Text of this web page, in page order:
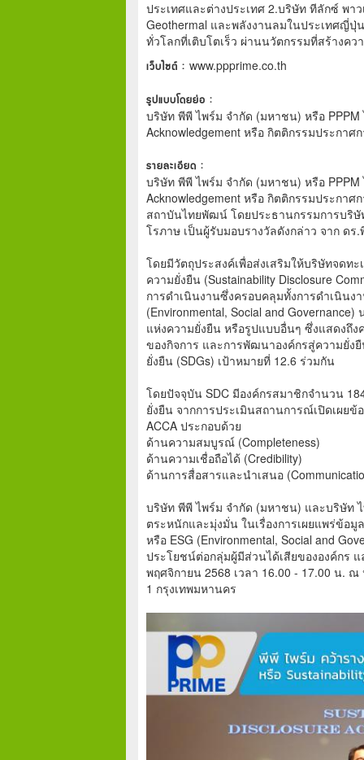
ประเทศและต่างประเทศ 2.บริษัท ทีลักซ์ พา
Geothermal และพลังงานลมในประเทศญี่
ทั่วโลกที่เติบโตเร็ว ผ่านนวัตกรรมที่สร้างค
เว็บไซต์ : www.ppprime.co.th
รูปแบบโดยย่อ :
บริษัท พีพี ไพร์ม จำกัด (มหาชน) หรือ PPPM
Acknowledgement หรือ กิตติกรรมประกาศ
รายละเอียด :
บริษัท พีพี ไพร์ม จำกัด (มหาชน) หรือ PPPM
Acknowledgement หรือ กิตติกรรมประกาศ
สถาบันไทยพัฒน์ โดยประธานกรรมการบริ
โรภาษ เป็นผู้รับมอบรางวัลดังกล่าว จาก
โดยมีวัตถุประสงค์เพื่อส่งเสริมให้บริษัทจดท
ความยั่งยืน (Sustainability Disclosure
การดำเนินงานซึ่งครอบคลุมทั้งการดำเนิน
(Environmental, Social and
แห่งความยั่งยืน หรือรูปแบบอื่นๆ ซึ่งแสดงถึ
ของกิจการ และการพัฒนาองค์กรสู่ความยั่ง
ยั่งยืน (SDGs) เป้าหมายที่ 12.6 ร่วมกัน
โดยปัจจุบัน SDC มีองค์กรสมาชิกจำนวน
ยั่งยืน จากการประเมินสถานการณ์เปิดเผย
ACCA ประกอบด้วย
ด้านความสมบูรณ์ (Completeness)
ด้านความเชื่อถือได้ (Credibility)
ด้านการสื่อสารและนำเสนอ
บริษัท พีพี ไพร์ม จำกัด (มหาชน) และบริษัท ไ
ตระหนักและมุ่งมั่น ในเรื่องการเผยแพร่ข้อ
หรือ ESG (Environmental, Social and
ประโยชน์ต่อกลุ่มผู้มีส่วนได้เสียขององค์กร
พฤศจิกายน 2568 เวลา 16.00 - 17.00 น.
1 กรุงเทพมหานคร